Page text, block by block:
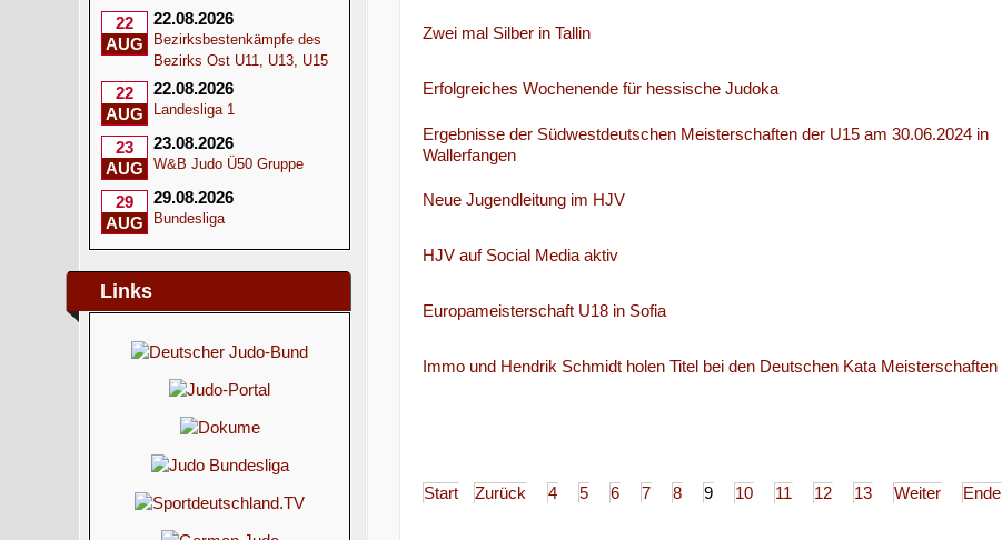
22
AUG
22.08.2026
Bezirksbestenkämpfe des
Bezirks Ost U11, U13, U15
22
AUG
22.08.2026
Landesliga 1
23
AUG
23.08.2026
W&B Judo Ü50 Gruppe
29
AUG
29.08.2026
Bundesliga
Links
Zwei mal Silber in Tallin
Erfolgreiches Wochenende für hessische Judoka
Ergebnisse der Südwestdeutschen Meisterschaften der U15 am 30.06.2024 in
Wallerfangen
Neue Jugendleitung im HJV
HJV auf Social Media aktiv
Europameisterschaft U18 in Sofia
Immo und Hendrik Schmidt holen Titel bei den Deutschen Kata Meisterschaften
Start Zurück 4 5 6 7 8 9 10 11 12 13 Weiter Ende